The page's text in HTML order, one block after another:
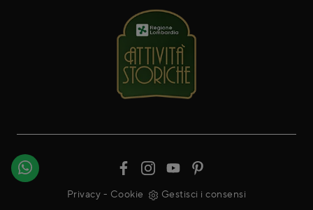
Privacy - Cookie Gestisci i consensi